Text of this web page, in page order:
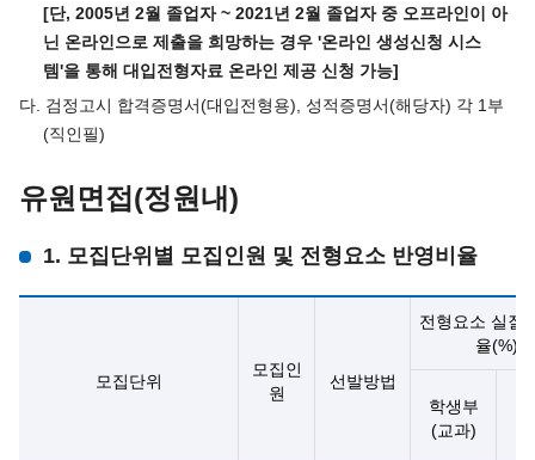
[단, 2005년 2월 졸업자 ~ 2021년 2월 졸업자 중 오프라인이 아
닌 온라인으로 제출을 희망하는 경우 '온라인 생성신청 시스
템'을 통해 대입전형자료 온라인 제공 신청 가능]
다. 검정고시 합격증명서(대입전형용), 성적증명서(해당자) 각 1부
(직인필)
유원면접(정원내)
1. 모집단위별 모집인원 및 전형요소 반영비율
모집단위
모집인
원
선발방법
전형요소 실질
율(%)
학생부
(교과)